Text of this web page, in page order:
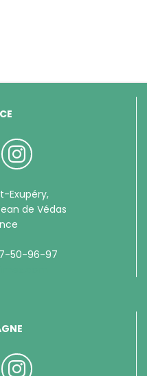
Exupéry,
de Védas
50-96-97